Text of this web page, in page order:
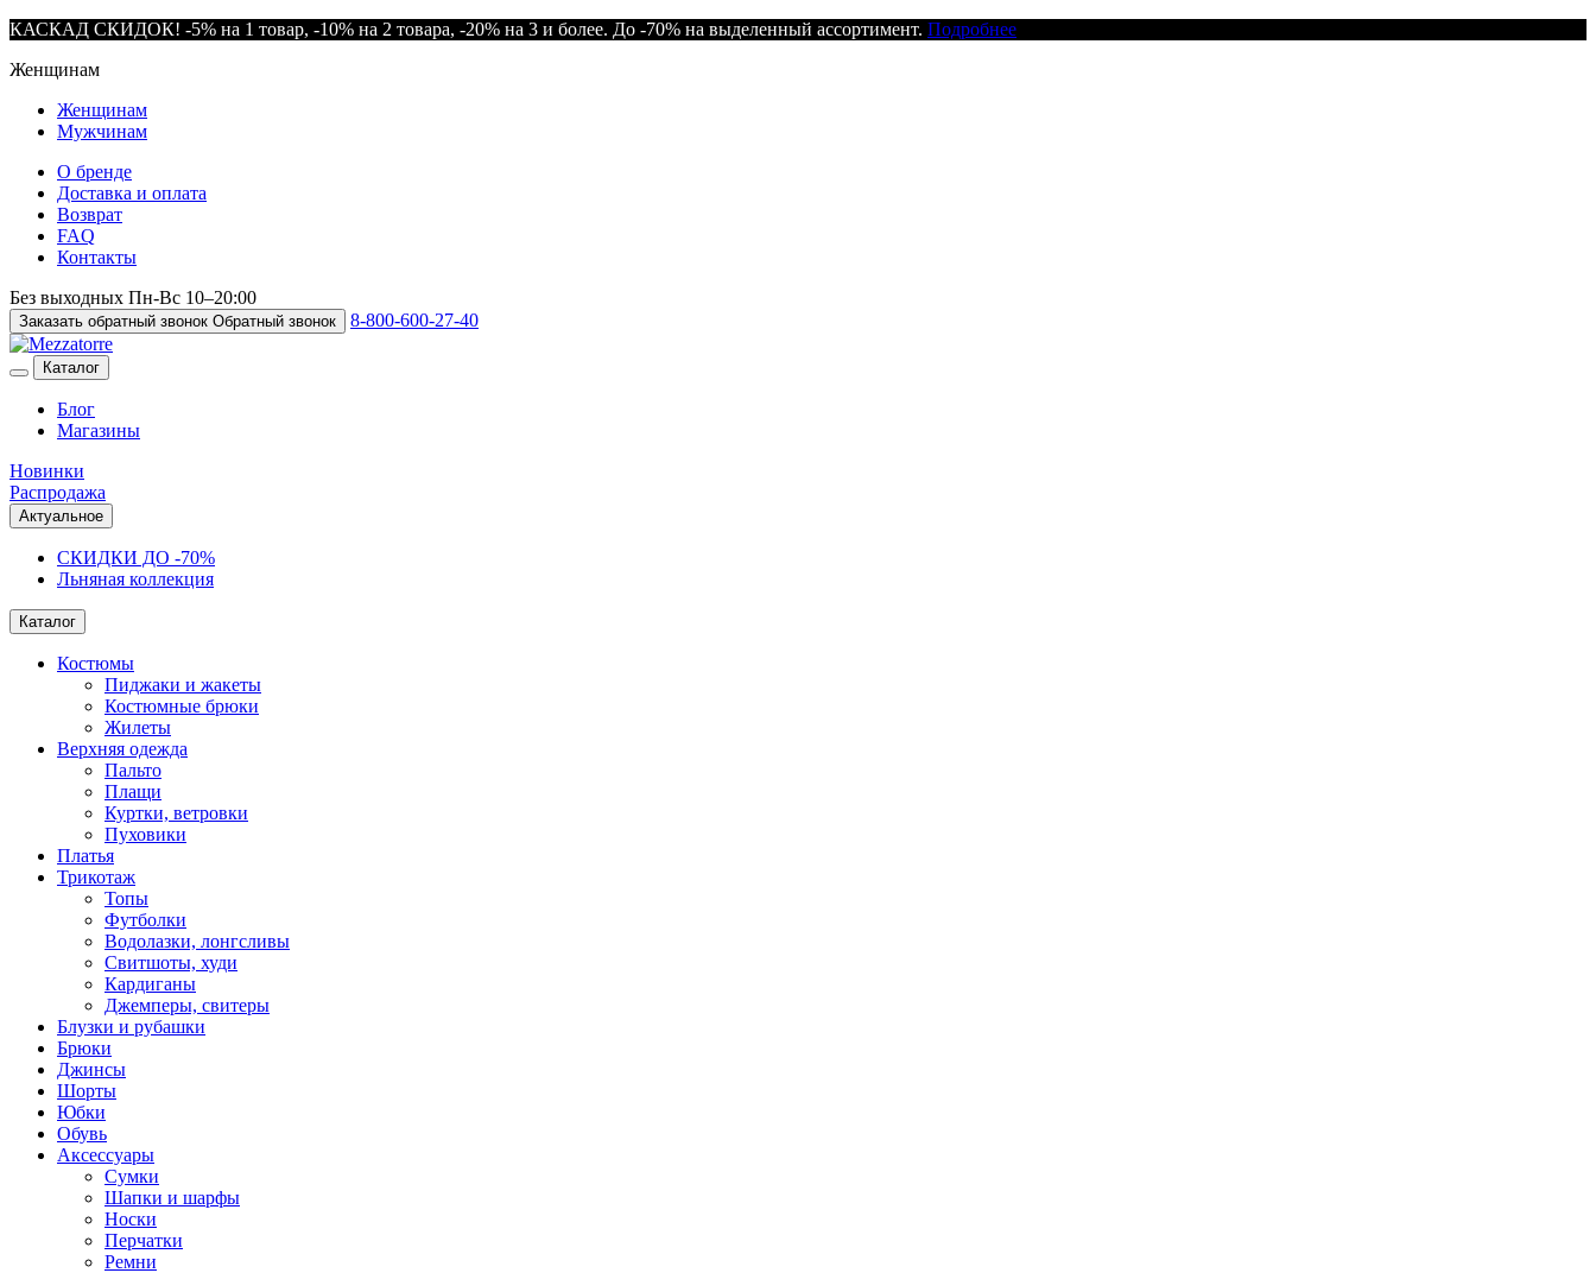
КАСКАД СКИДОК! -5% на 1 товар, -10% на 2 товара, -20% на 3 и более. До -70% на выделенный ассортимент. Подробнее
Женщинам
Женщинам
Мужчинам
О бренде
Доставка и оплата
Возврат
FAQ
Контакты
Без выходных Пн-Вс 10–20:00
Заказать обратный звонок Обратный звонок 8-800-600-27-40
Каталог
Блог
Магазины
Новинки
Распродажа
Актуальное
СКИДКИ ДО -70%
Льняная коллекция
Каталог
Костюмы
Пиджаки и жакеты
Костюмные брюки
Жилеты
Верхняя одежда
Пальто
Плащи
Куртки, ветровки
Пуховики
Платья
Трикотаж
Топы
Футболки
Водолазки, лонгсливы
Свитшоты, худи
Кардиганы
Джемперы, свитеры
Блузки и рубашки
Брюки
Джинсы
Шорты
Юбки
Обувь
Аксессуары
Сумки
Шапки и шарфы
Носки
Перчатки
Ремни